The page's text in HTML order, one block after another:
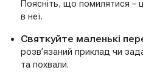
Поясніть, що помилятися –
в неї.
Святкуйте маленькі
розв’язаний приклад чи
та похвали.